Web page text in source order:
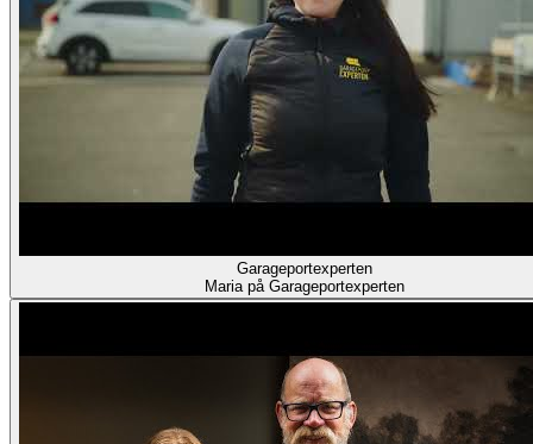
Garageportexperten
Maria på Garageportexperten